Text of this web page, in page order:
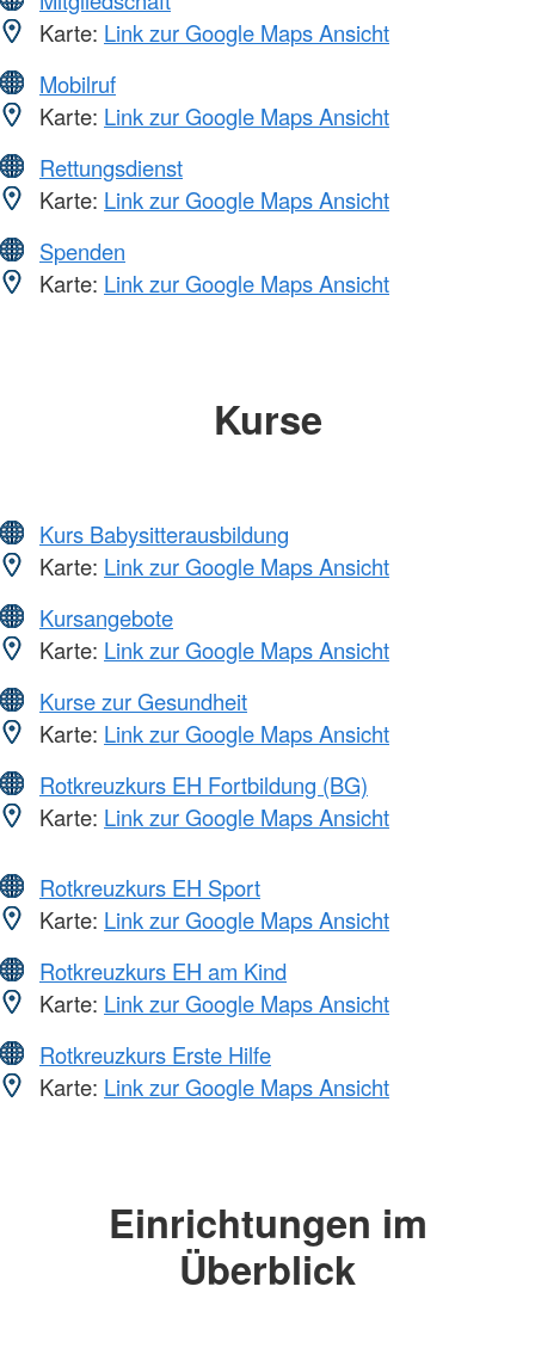
Karte: Link zur Google Maps Ansicht
Mobilruf
Karte: Link zur Google Maps Ansicht
Rettungsdienst
Karte: Link zur Google Maps Ansicht
Spenden
Karte: Link zur Google Maps Ansicht
Kurse
Kurs Babysitterausbildung
Karte: Link zur Google Maps Ansicht
Kursangebote
Karte: Link zur Google Maps Ansicht
Kurse zur Gesundheit
Karte: Link zur Google Maps Ansicht
Rotkreuzkurs EH Fortbildung (BG)
Karte: Link zur Google Maps Ansicht
Rotkreuzkurs EH Sport
Karte: Link zur Google Maps Ansicht
Rotkreuzkurs EH am Kind
Karte: Link zur Google Maps Ansicht
Rotkreuzkurs Erste Hilfe
Karte: Link zur Google Maps Ansicht
Einrichtungen im
Überblick